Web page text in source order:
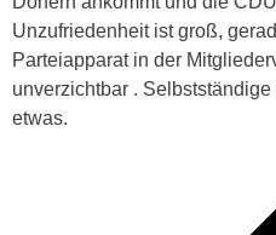
Unzufriedenheit ist groß,
Parteiapparat in der
unverzichtbar .
etwas.